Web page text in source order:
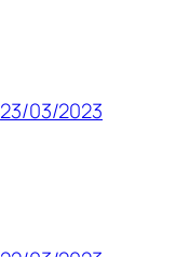
23/03/2023